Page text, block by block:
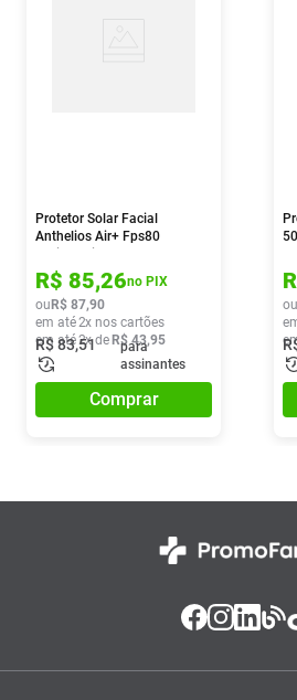
Protetor Solar Facial
Anthelios Air+ Fps80
R$ 85,26no PIX
ou R$ 87,90
em até2x nos cartões
em até2x de R$ 43,95
R$83,51
para
assinantes
Comprar
ou